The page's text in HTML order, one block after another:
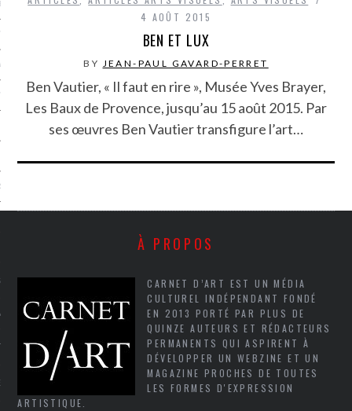
BONHEUR
GUERRE
EN VOD
4 AOÛT 2015
BEN ET LUX
BY JEAN-PAUL GAVARD-PERRET
Ben Vautier, « Il faut en rire », Musée Yves Brayer,
Les Baux de Provence, jusqu’au 15 août 2015. Par
ses œuvres Ben Vautier transfigure l’art…
À PROPOS
CARNET D’ART EST UN MÉDIA
CULTUREL INDÉPENDANT FONDÉ
EN 2013 PORTÉ PAR PLUS DE
QUINZE AUTEURS ET RÉDACTEURS
PERMANENTS QUI ASPIRENT À
DÉVELOPPER UN WEBZINE ET UN
MAGAZINE PROCHES DE TOUTES
LES FORMES D'EXPRESSION
ARTISTIQUE.